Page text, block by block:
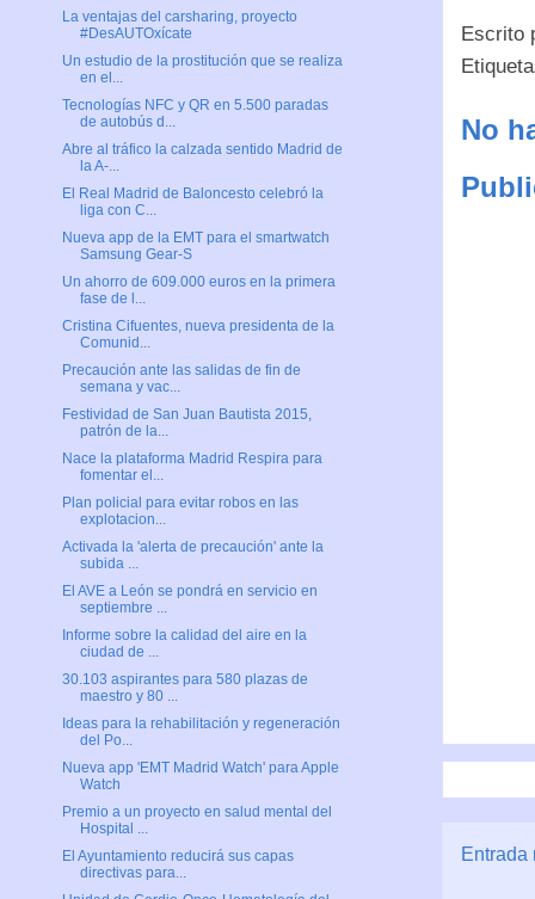
Escrito
No
Entrada
La ventajas del carsharing, proyecto
#DesAUTOxícate
Un estudio de la prostitución que se realiza
en el...
Tecnologías NFC y QR en 5.500 paradas
de autobús d...
Abre al tráfico la calzada sentido Madrid de
la A-...
El Real Madrid de Baloncesto celebró la
liga con C...
Nueva app de la EMT para el smartwatch
Samsung Gear-S
Un ahorro de 609.000 euros en la primera
fase de l...
Cristina Cifuentes, nueva presidenta de la
Comunid...
Precaución ante las salidas de fin de
semana y vac...
Festividad de San Juan Bautista 2015,
patrón de la...
Nace la plataforma Madrid Respira para
fomentar el...
Plan policial para evitar robos en las
explotacion...
Activada la 'alerta de precaución' ante la
subida ...
El AVE a León se pondrá en servicio en
septiembre ...
Informe sobre la calidad del aire en la
ciudad de ...
30.103 aspirantes para 580 plazas de
maestro y 80 ...
Ideas para la rehabilitación y regeneración
del Po...
Nueva app 'EMT Madrid Watch' para Apple
Watch
Premio a un proyecto en salud mental del
Hospital ...
El Ayuntamiento reducirá sus capas
directivas para...